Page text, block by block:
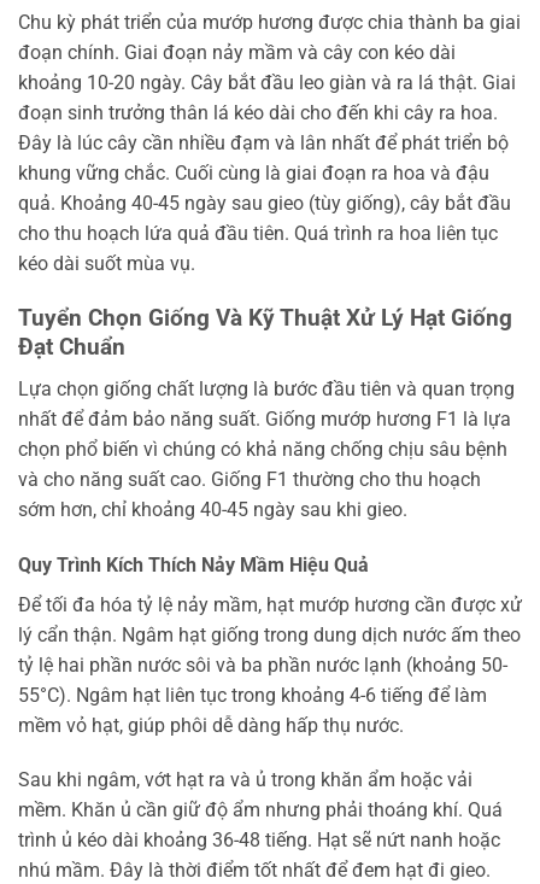
Chu kỳ phát triển của mướp hương được chia thành ba giai
đoạn chính. Giai đoạn nảy mầm và cây con kéo dài
khoảng 10-20 ngày. Cây bắt đầu leo giàn và ra lá thật. Giai
đoạn sinh trưởng thân lá kéo dài cho đến khi cây ra hoa.
Đây là lúc cây cần nhiều đạm và lân nhất để phát triển bộ
khung vững chắc. Cuối cùng là giai đoạn ra hoa và đậu
quả. Khoảng 40-45 ngày sau gieo (tùy giống), cây bắt đầu
cho thu hoạch lứa quả đầu tiên. Quá trình ra hoa liên tục
kéo dài suốt mùa vụ.
Tuyển Chọn Giống Và Kỹ Thuật Xử Lý Hạt Giống
Đạt Chuẩn
Lựa chọn giống chất lượng là bước đầu tiên và quan trọng
nhất để đảm bảo năng suất. Giống mướp hương F1 là lựa
chọn phổ biến vì chúng có khả năng chống chịu sâu bệnh
và cho năng suất cao. Giống F1 thường cho thu hoạch
sớm hơn, chỉ khoảng 40-45 ngày sau khi gieo.
Quy Trình Kích Thích Nảy Mầm Hiệu Quả
Để tối đa hóa tỷ lệ nảy mầm, hạt mướp hương cần được xử
lý cẩn thận. Ngâm hạt giống trong dung dịch nước ấm theo
tỷ lệ hai phần nước sôi và ba phần nước lạnh (khoảng 50-
55°C). Ngâm hạt liên tục trong khoảng 4-6 tiếng để làm
mềm vỏ hạt, giúp phôi dễ dàng hấp thụ nước.
Sau khi ngâm, vớt hạt ra và ủ trong khăn ẩm hoặc vải
mềm. Khăn ủ cần giữ độ ẩm nhưng phải thoáng khí. Quá
trình ủ kéo dài khoảng 36-48 tiếng. Hạt sẽ nứt nanh hoặc
nhú mầm. Đây là thời điểm tốt nhất để đem hạt đi gieo.